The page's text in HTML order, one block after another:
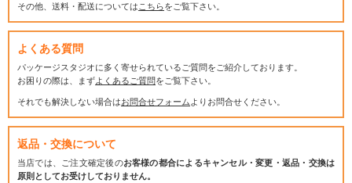
その他、送料・配送については こちらをご覧下さい。
よくある質問
パッケージスタジオに多く寄せられているご質問をご紹介しております。
お困りの際は、まずよくあるご質問をご覧下さい。
それでも解決しない場合はお問合せフォーム よりお問合せください。
返品・交換について
当店では、ご注文確定後のお客様の都合によるキャンセル・変更・返品・交換は
原則としてお受けしておりません。